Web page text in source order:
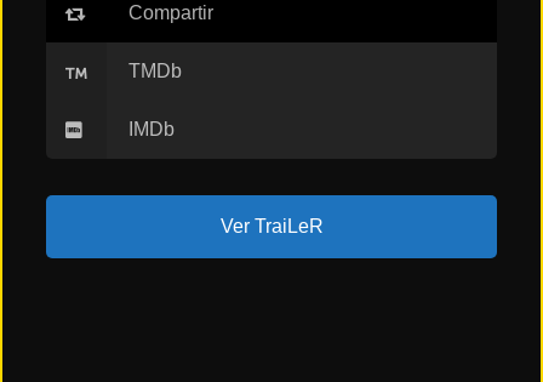
de Cine
Series
Estrenos
Compartir
TMDb
IMDb
Ver TraiLeR